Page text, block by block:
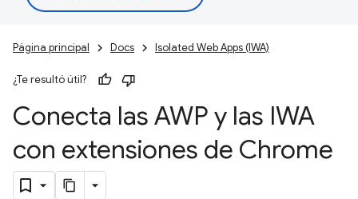
Página principal Docs Isolated Web Apps (IWA)
¿Te resultó útil?
Conecta las AWP y las IWA
con extensiones de Chrome